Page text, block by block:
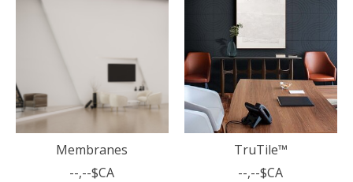
Membranes
--,--$CA
TruTile™
--,--$CA